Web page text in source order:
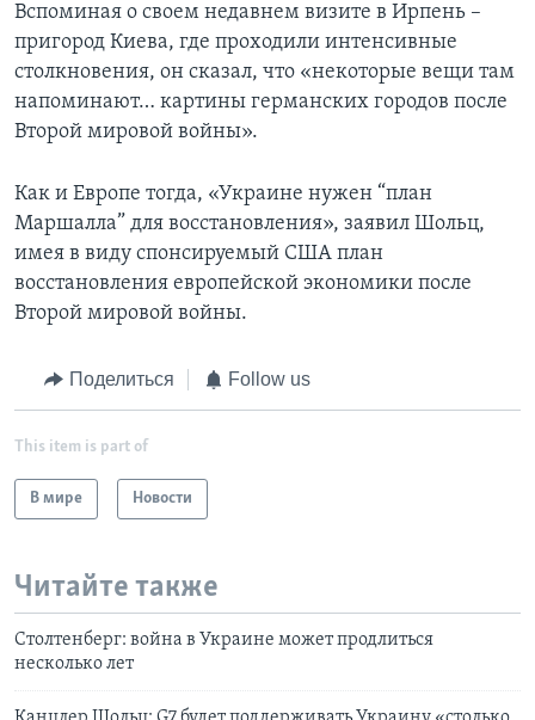
Вспоминая о своем недавнем визите в Ирпень –
пригород Киева, где проходили интенсивные
столкновения, он сказал, что «некоторые вещи там
напоминают… картины германских городов после
Второй мировой войны».
Как и Европе тогда, «Украине нужен “план
Маршалла” для восстановления», заявил Шольц,
имея в виду спонсируемый США план
восстановления европейской экономики после
Второй мировой войны.
Поделиться Follow us
This item is part of
В мире Новости
Читайте также
Столтенберг: война в Украине может продлиться
несколько лет